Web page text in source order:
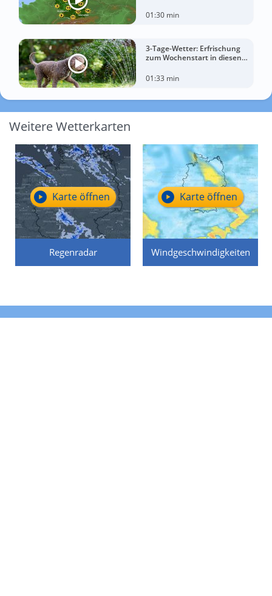
01:30 min
3-Tage-Wetter: Erfrischung
zum Wochenstart in diesen
01:33 min
Weitere Wetterkarten
Regenradar
Karte öffnen
Windgeschwindigkeiten
Karte öffnen